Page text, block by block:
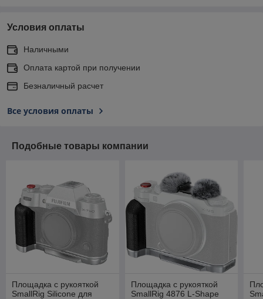
Условия оплаты
Наличными
Оплата картой при получении
Безналичный расчет
Все условия оплаты
Подобные товары компании
Площадка с рукояткой
SmallRig Silicone для
Площадка с рукояткой
SmallRig 4876 L-Shape